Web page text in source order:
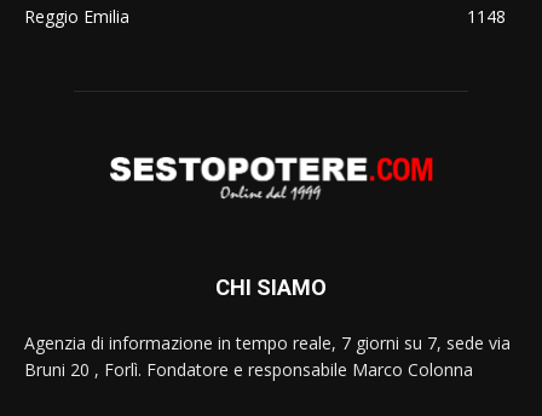
Reggio Emilia
1148
CHI SIAMO
Agenzia di informazione in tempo reale, 7 giorni su 7, sede via
Bruni 20 , Forlì. Fondatore e responsabile Marco Colonna